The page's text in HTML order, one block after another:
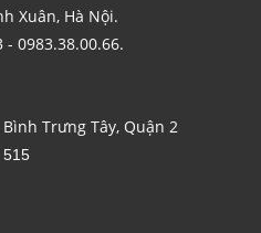
Xuân, Hà Nội.
0983.38.00.66.
Trưng Tây, Quận 2
515